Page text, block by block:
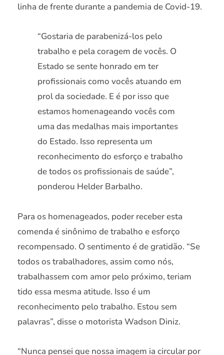
linha de frente durante a pandemia de Covid-19.
“Gostaria de parabenizá-los pelo
trabalho e pela coragem de vocês. O
Estado se sente honrado em ter
profissionais como vocês atuando em
prol da sociedade. E é por isso que
estamos homenageando vocês com
uma das medalhas mais importantes
do Estado. Isso representa um
reconhecimento do esforço e trabalho
de todos os profissionais de saúde”,
ponderou Helder Barbalho.
Para os homenageados, poder receber esta
comenda é sinônimo de trabalho e esforço
recompensado. O sentimento é de gratidão. “Se
todos os trabalhadores, assim como nós,
trabalhassem com amor pelo próximo, teriam
tido essa mesma atitude. Isso é um
reconhecimento pelo trabalho. Estou sem
palavras”, disse o motorista Wadson Diniz.
“Nunca pensei que nossa imagem ia circular por